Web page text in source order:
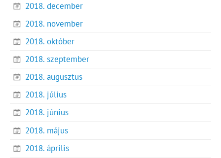
2018. december
2018. november
2018. október
2018. szeptember
2018. augusztus
2018. július
2018. június
2018. május
2018. április